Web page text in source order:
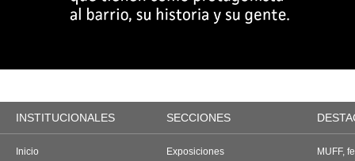
INSTITUCIONALES SECCIONES
Inicio
Exposiciones
MUFF,